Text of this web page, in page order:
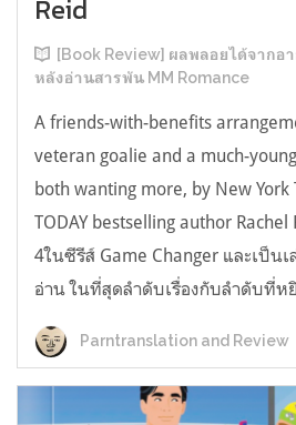
Reid
[Book Review] ผลพลอยได้จากอ
หลังอ่านสารพัน MM Romance
A friends-with-benefits
veteran goalie and a much-
both wanting more, by New York
TODAY bestselling author
4ในซีรีส์ Game Changer และเป็น
อ่าน ในที่สุดลำดับเรื่องกับลำดับที่ห
Parntranslation and Review